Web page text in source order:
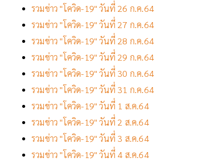
รวมข่าว "โควิด-19" วันที่ 26 ก.ค.64
รวมข่าว "โควิด-19" วันที่ 27 ก.ค.64
รวมข่าว "โควิด-19" วันที่ 28 ก.ค.64
รวมข่าว "โควิด-19" วันที่ 29 ก.ค.64
รวมข่าว "โควิด-19" วันที่ 30 ก.ค.64
รวมข่าว "โควิด-19" วันที่ 31 ก.ค.64
รวมข่าว "โควิด-19" วันที่ 1 ส.ค.64
รวมข่าว "โควิด-19" วันที่ 2 ส.ค.64
รวมข่าว "โควิด-19" วันที่ 3 ส.ค.64
รวมข่าว "โควิด-19" วันที่ 4 ส.ค.64